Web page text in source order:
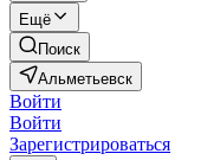
Ещё
Поиск
Альметьевск
Войти
Войти
Зарегистрироваться